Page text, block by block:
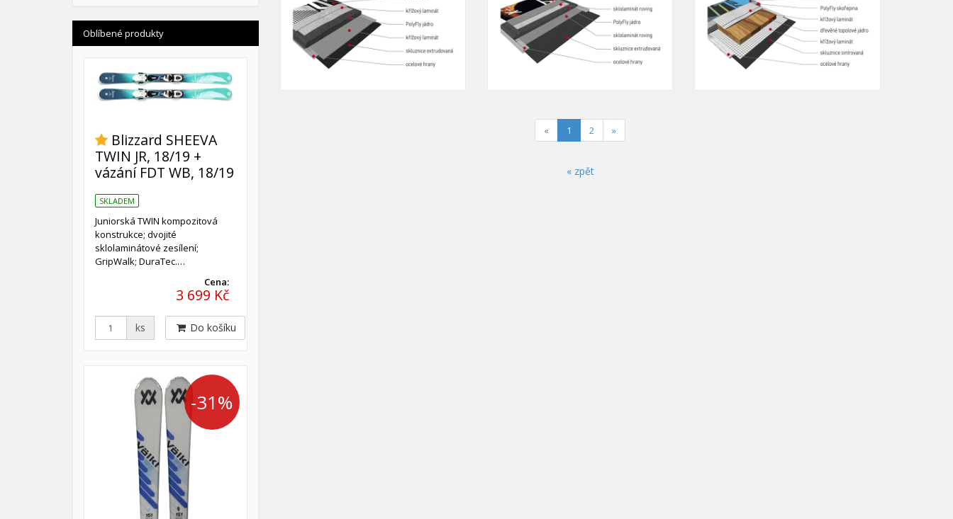
« 1 (current)
2 »
« zpět
Oblíbené produkty
Blizzard SHEEVA
TWIN JR, 18/19 +
vázání FDT WB, 18/19
SKLADEM
Juniorská TWIN kompozitová
konstrukce; dvojité
sklolaminátové zesílení;
GripWalk; DuraTec.…
Cena:
3 699 Kč
ks Do košíku
-31%